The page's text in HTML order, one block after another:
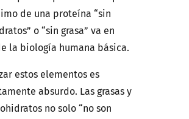
de una proteína “sin
o “sin grasa” va en
la biología humana básica.
estos elementos es
absurdo. Las grasas y
no solo “no son